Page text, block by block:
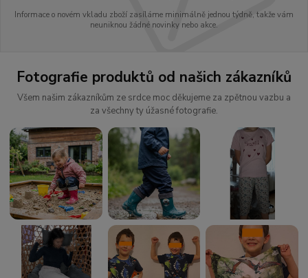
Informace o novém vkladu zboží zasíláme minimálně jednou týdně, takže vám
neuniknou žádné novinky nebo akce.
Fotografie produktů od našich zákazníků
Všem našim zákazníkům ze srdce moc děkujeme za zpětnou vazbu a
za všechny ty úžasné fotografie.